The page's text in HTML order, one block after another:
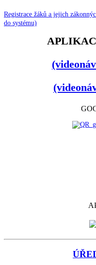
Registrace žáků a jejich
do systému)